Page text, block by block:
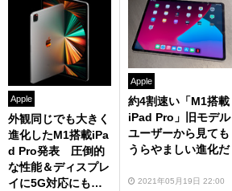
Apple
外観同じでも大きく
進化したM1搭載iPa
d Pro発表 圧倒的
な性能＆ディスプレ
イに5G対応にも注
Apple
約4割速い「M1搭載
iPad Pro」旧モデル
ユーザーから見ても
うらやましい進化だ
2021年05月19日 22:00